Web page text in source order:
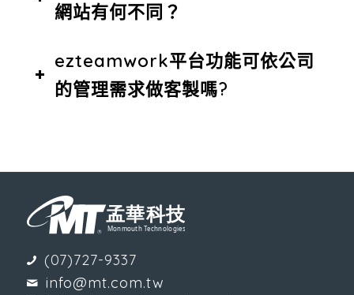
網站有何不同？
ezteamwork平台功能可依公司
的管理需求做客製嗎?
(07)727-9337
info@mt.com.tw